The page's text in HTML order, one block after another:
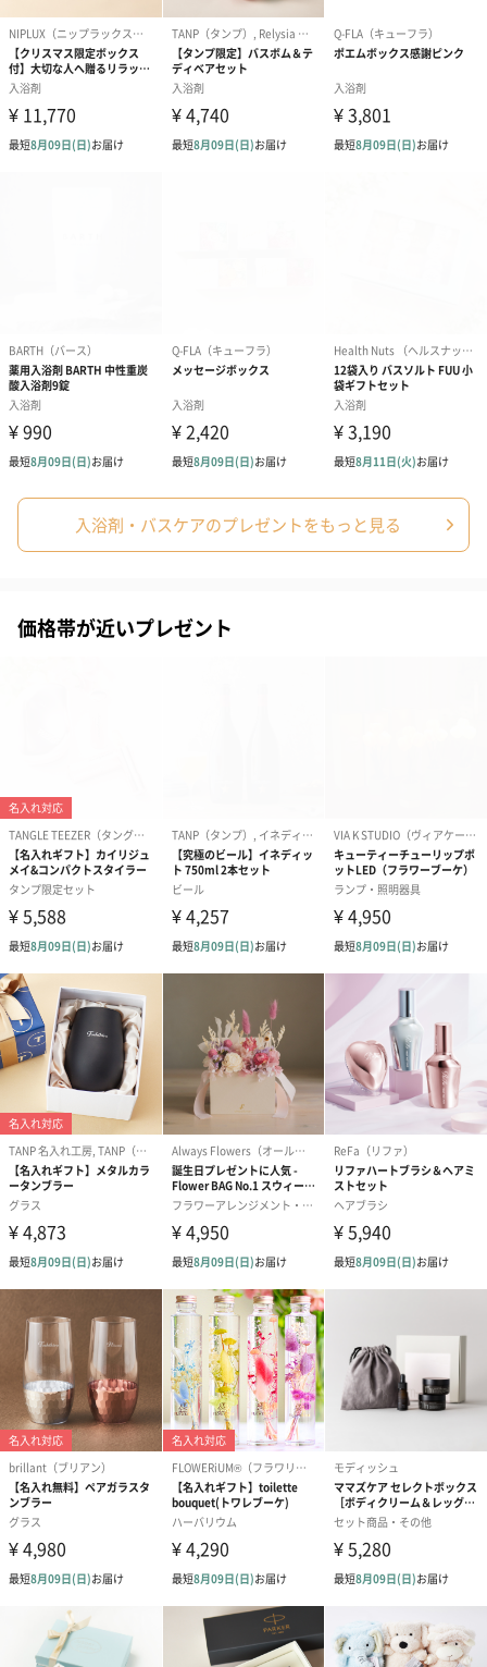
（ワンちゃんは体温調節ができなくなるので熱いお湯は避けてく
ださい。）
3.あこがれる素肌へ
お顔や、デコルテ、背中のケアや、急な肌トラブルにも。オール
ナチュラルなので、結婚式直前のケアにも安心。
●日々の紫外線、日焼け後のケアに
日焼けしてしまったお肌にクレイバス、クレイパックがおすすめ
マイナスに帯電するクレイ入浴は、全身を包むようなリラクゼー
「CLAYD」について
アメリカ西海岸の砂漠地帯で採れたミネラル豊富なクレイをもと
に、入浴剤やボディケアプロダクトを展開しています。
女性だけでなく男性にも人気
「CLAYD」で使用しているクレイは、海外一流ホテルのスパや、
アスリートケアでも愛用されるほど、一回使えばすぐ分かるパワ
フルな体感をもたらすのが特徴です。その優れた効果が話題を呼
び、「CLAYD」のお客様の半分は男性に！オーガニック、ナチュ
ラル志向の方、ヘルスケアに興味がある方、ヨガやスポーツが好
きな方々から高い支持を得ています。おしゃれなパッケージは、
インテリアが好きな方にも人気です。
高い安全性
ほぼすべての商品が天然成分100％ということもあり、赤ちゃんか
らご老人まで、性別や年齢を問わず、様々なシチュエーションで
お使いいただけます。
心を込めた手作業とエコに配慮した優しい梱包
サステナビリティを重視した生産体制も「CLAYD」の特徴。例え
ば、紙パッケージは、ひとつひとつ職人の手作業で仕上げられる
など、入れ物だけでもずっと使いたくなるデザインと品質にこだ
わっています。通常パッケージもできる限り環境に配慮したもの
が使用されています。
入浴剤・バスケアのプレゼントをもっと見る
価格帯が近いプレゼント